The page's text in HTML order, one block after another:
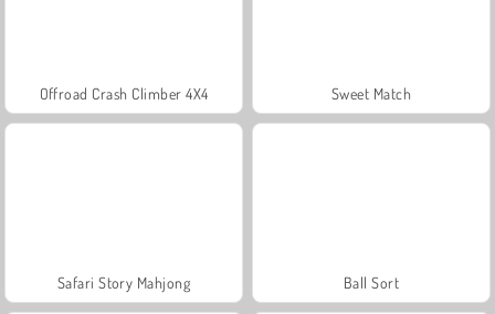
Offroad Crash Climber 4X4 Sweet Match
Safari Story Mahjong Ball Sort